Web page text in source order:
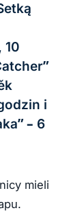
10
i
– 6
mieli